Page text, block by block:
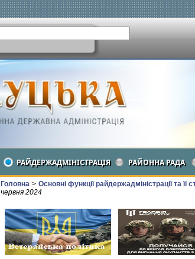
РАЙДЕРЖАДМІНІСТРАЦІЯ РАЙОННА РАДА
Головна > Основні функції райдержадміністрації та її
червня 2024